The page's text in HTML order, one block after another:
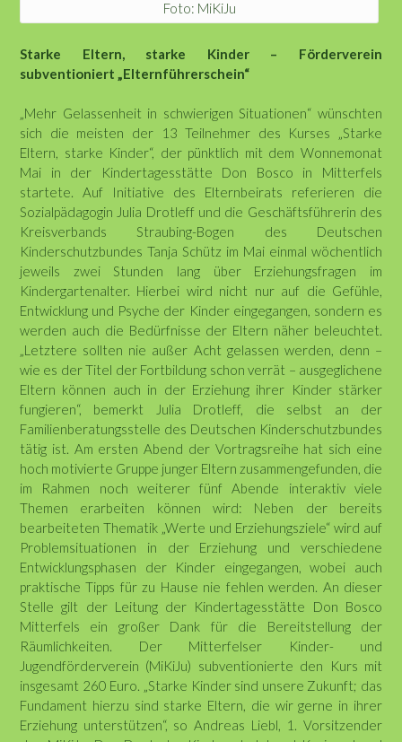
Foto: MiKiJu
Starke Eltern, starke Kinder – Förderverein
subventioniert „Elternführerschein“
„Mehr Gelassenheit in schwierigen Situationen“ wünschten
sich die meisten der 13 Teilnehmer des Kurses „Starke
Eltern, starke Kinder“, der pünktlich mit dem Wonnemonat
Mai in der Kindertagesstätte Don Bosco in Mitterfels
startete. Auf Initiative des Elternbeirats referieren die
Sozialpädagogin Julia Drotleff und die Geschäftsführerin des
Kreisverbands Straubing-Bogen des Deutschen
Kinderschutzbundes Tanja Schütz im Mai einmal wöchentlich
jeweils zwei Stunden lang über Erziehungsfragen im
Kindergartenalter. Hierbei wird nicht nur auf die Gefühle,
Entwicklung und Psyche der Kinder eingegangen, sondern es
werden auch die Bedürfnisse der Eltern näher beleuchtet.
„Letztere sollten nie außer Acht gelassen werden, denn –
wie es der Titel der Fortbildung schon verrät – ausgeglichene
Eltern können auch in der Erziehung ihrer Kinder stärker
fungieren“, bemerkt Julia Drotleff, die selbst an der
Familienberatungsstelle des Deutschen Kinderschutzbundes
tätig ist. Am ersten Abend der Vortragsreihe hat sich eine
hoch motivierte Gruppe junger Eltern zusammengefunden, die
im Rahmen noch weiterer fünf Abende interaktiv viele
Themen erarbeiten können wird: Neben der bereits
bearbeiteten Thematik „Werte und Erziehungsziele“ wird auf
Problemsituationen in der Erziehung und verschiedene
Entwicklungsphasen der Kinder eingegangen, wobei auch
praktische Tipps für zu Hause nie fehlen werden. An dieser
Stelle gilt der Leitung der Kindertagesstätte Don Bosco
Mitterfels ein großer Dank für die Bereitstellung der
Räumlichkeiten. Der Mitterfelser Kinder- und
Jugendförderverein (MiKiJu) subventionierte den Kurs mit
insgesamt 260 Euro. „Starke Kinder sind unsere Zukunft; das
Fundament hierzu sind starke Eltern, die wir gerne in ihrer
Erziehung unterstützen“, so Andreas Liebl, 1. Vorsitzender